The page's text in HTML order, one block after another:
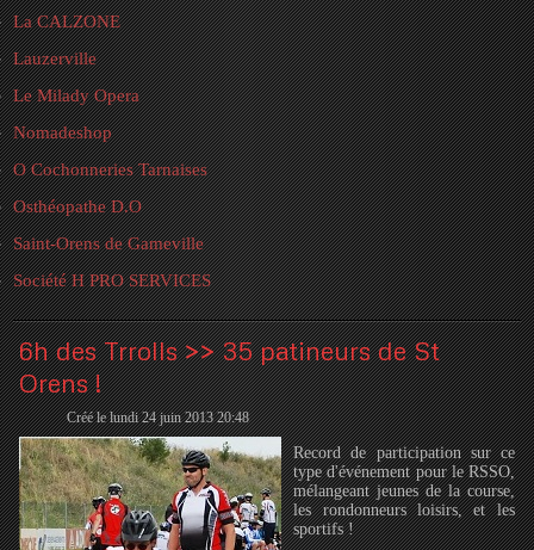
La CALZONE
Lauzerville
Le Milady Opera
Nomadeshop
O Cochonneries Tarnaises
Osthéopathe D.O
Saint-Orens de Gameville
Société H PRO SERVICES
6h des Trrolls >> 35 patineurs de St
Orens !
Créé le lundi 24 juin 2013 20:48
Record de participation sur ce
type d'événement pour le RSSO,
mélangeant jeunes de la course,
les rondonneurs loisirs, et les
sportifs !